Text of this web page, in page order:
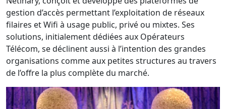
gestion d’accès permettant l’exploitation de réseaux
filaires et Wifi à usage public, privé ou mixtes. Ses
solutions, initialement dédiées aux Opérateurs
Télécom, se déclinent aussi à l’intention des grandes
organisations comme aux petites structures au travers
de l’offre la plus complète du marché.